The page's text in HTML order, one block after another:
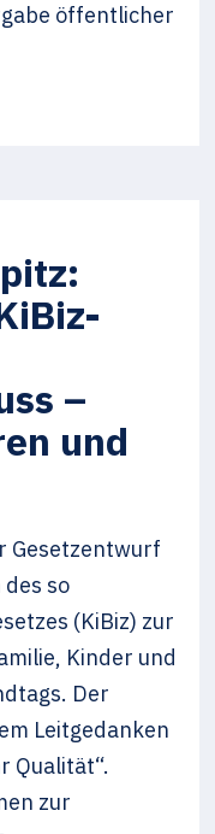
öffentlicher
–
und
Gesetzentwurf
so
(KiBiz) zur
Kinder und
Der
Leitgedanken
Qualität“.
zur